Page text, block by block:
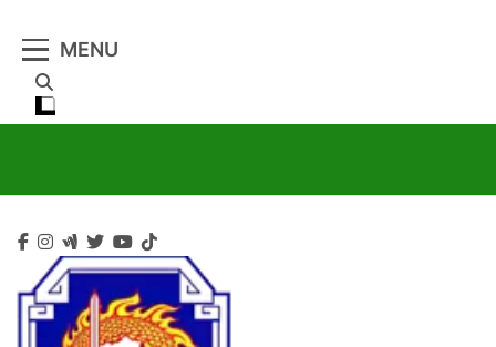
MENU